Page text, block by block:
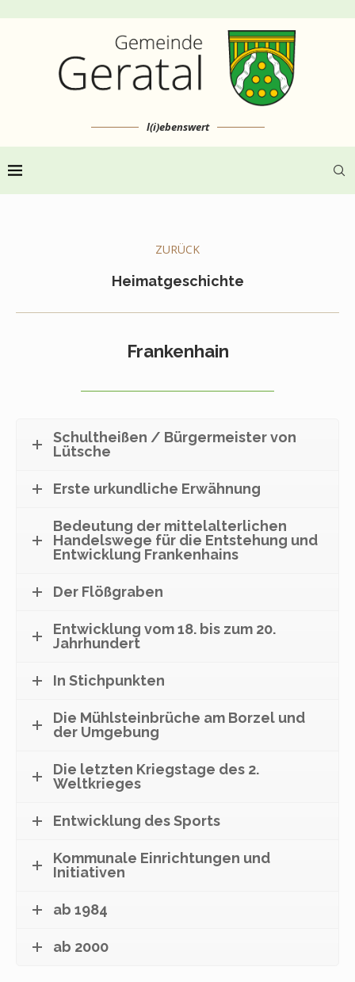
l(i)ebenswert
ZURÜCK
Heimatgeschichte
Frankenhain
Schultheißen / Bürgermeister von
Lütsche
Erste urkundliche Erwähnung
Bedeutung der mittelalterlichen
Handelswege für die Entstehung und
Entwicklung Frankenhains
Der Flößgraben
Entwicklung vom 18. bis zum 20.
Jahrhundert
In Stichpunkten
Die Mühlsteinbrüche am Borzel und
der Umgebung
Die letzten Kriegstage des 2.
Weltkrieges
Entwicklung des Sports
Kommunale Einrichtungen und
Initiativen
ab 1984
ab 2000